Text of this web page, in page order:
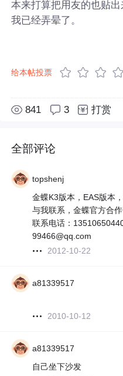
本来打算把用友的也贴
我已经弄晕了。
给本帖投票
841 3 打赏
全部评论
topshenj
金蝶K3版本，EAS版本
与我联系，金蝶官方合
联系电话：
99466@qq.com
2012-10-22
a81339517
2010-10-12
a81339517
自己坐下沙发